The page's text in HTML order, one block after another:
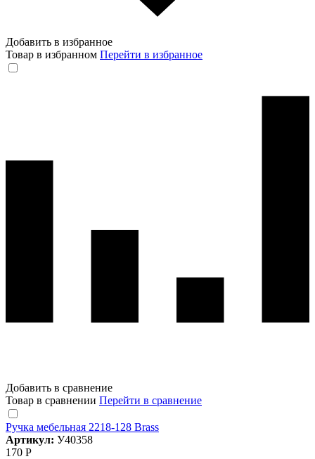
Добавить в избранное
Товар в избранном Перейти в избранное
Добавить в сравнение
Товар в сравнении Перейти в сравнение
Ручка мебельная 2218-128 Brass
Артикул: У40358
170 Р